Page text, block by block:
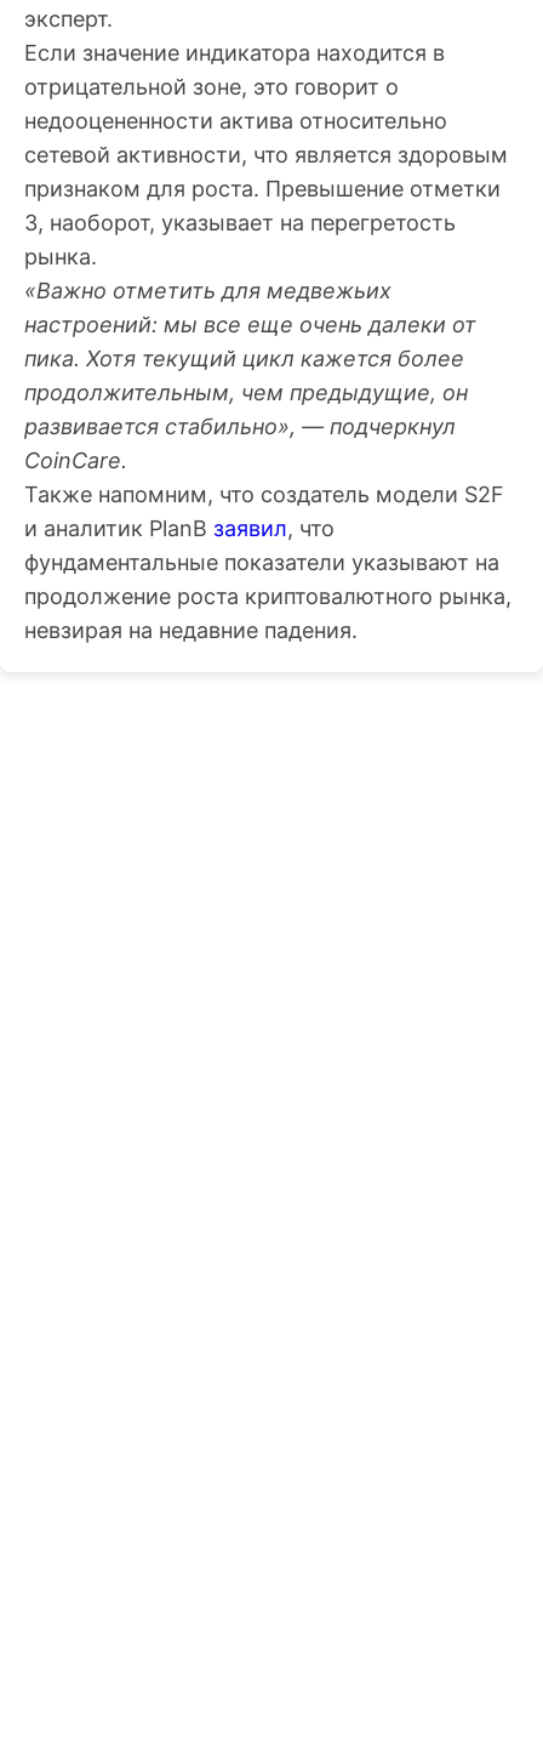
эксперт.
Если значение индикатора находится в
отрицательной зоне, это говорит о
недооцененности актива относительно
сетевой активности, что является здоровым
признаком для роста. Превышение отметки
3, наоборот, указывает на перегретость
рынка.
«Важно отметить для медвежьих
настроений: мы все еще очень далеки от
пика. Хотя текущий цикл кажется более
продолжительным, чем предыдущие, он
развивается стабильно», — подчеркнул
CoinCare.
Также напомним, что создатель модели S2F
и аналитик PlanB заявил, что
фундаментальные показатели указывают на
продолжение роста криптовалютного рынка,
невзирая на недавние падения.